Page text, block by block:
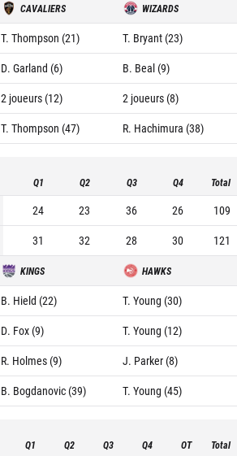
CAVALIERS WIZARDS
T. Thompson (21)
T. Bryant (23)
D. Garland (6)
B. Beal (9)
2 joueurs (12)
2 joueurs (8)
T. Thompson (47) R. Hachimura (38)
Q1 Q2 Q3 Q4 Total
24 23 36 26
109
31 32 28 30 121
KINGS HAWKS
B. Hield (22)
T. Young (30)
D. Fox (9)
T. Young (12)
R. Holmes (9)
J. Parker (8)
B. Bogdanovic (39) T. Young (45)
Q1 Q2 Q3 Q4 OT Total